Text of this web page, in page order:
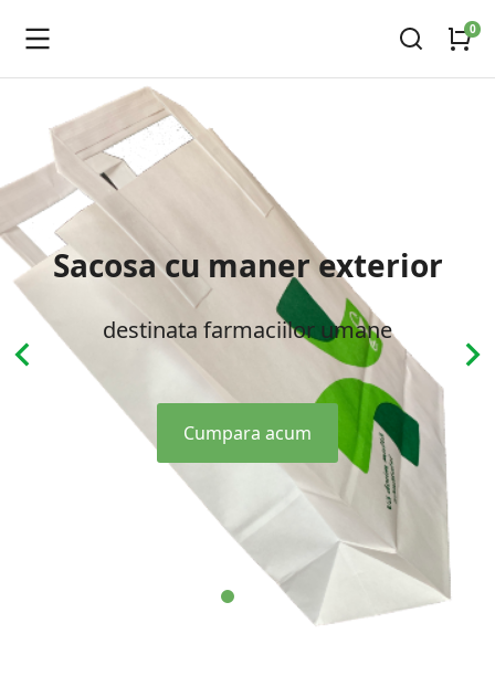
Sacosa cu maner exterior
destinata farmaciilor umane
Cumpara acum